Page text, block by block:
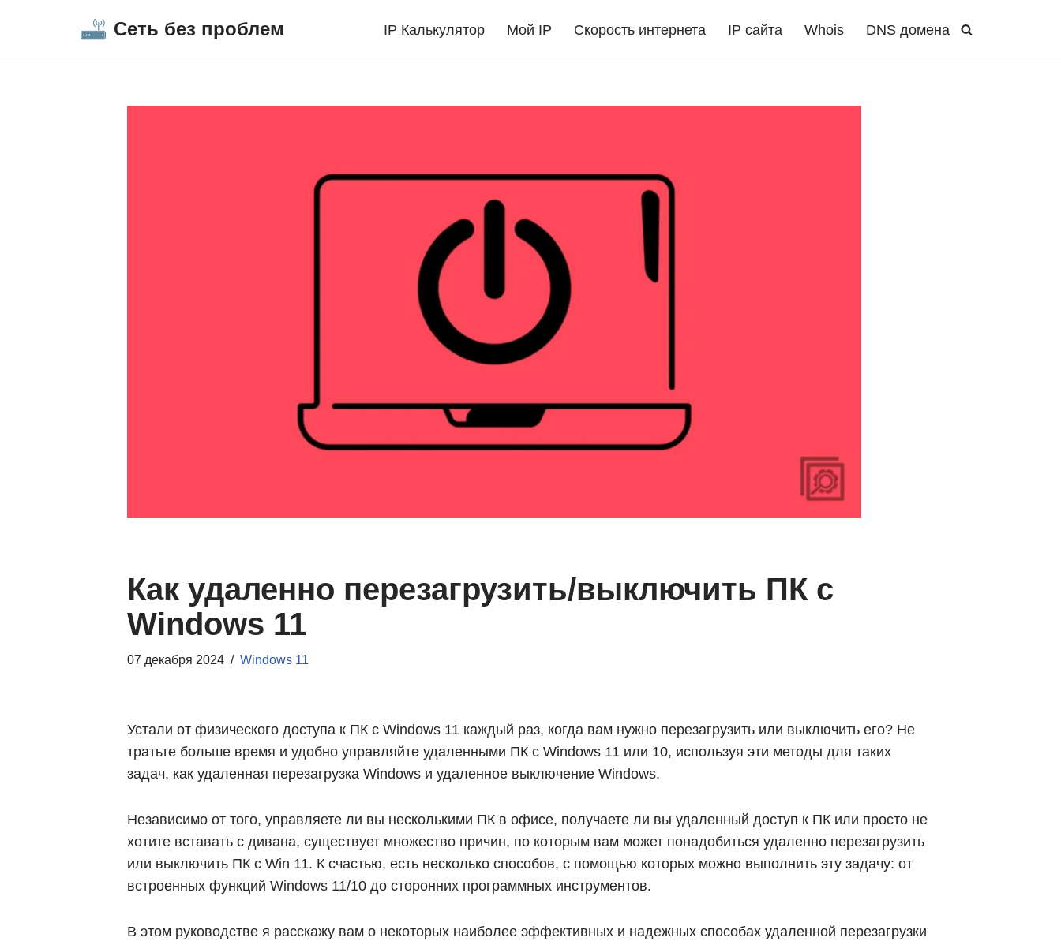
Сеть без проблем IP Калькулятор Мой IP Скорость интернета IP сайта Whois DNS домена
Как удаленно перезагрузить/выключить ПК с
Windows 11
07 декабря 2024 Windows 11
Устали от физического доступа к ПК с Windows 11 каждый раз, когда вам нужно перезагрузить или выключить его? Не
тратьте больше время и удобно управляйте удаленными ПК с Windows 11 или 10, используя эти методы для таких
задач, как удаленная перезагрузка Windows и удаленное выключение Windows.
Независимо от того, управляете ли вы несколькими ПК в офисе, получаете ли вы удаленный доступ к ПК или просто не
хотите вставать с дивана, существует множество причин, по которым вам может понадобиться удаленно перезагрузить
или выключить ПК с Win 11. К счастью, есть несколько способов, с помощью которых можно выполнить эту задачу: от
встроенных функций Windows 11/10 до сторонних программных инструментов.
В этом руководстве я расскажу вам о некоторых наиболее эффективных и надежных способах удаленной перезагрузки